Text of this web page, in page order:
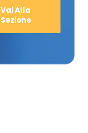
Vai Alla
Sezione